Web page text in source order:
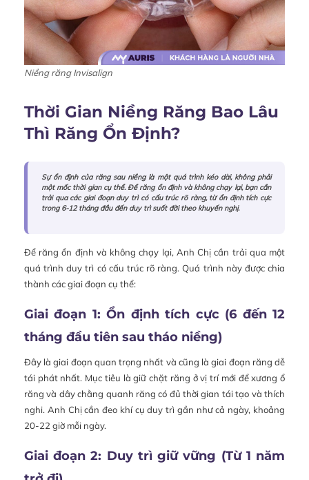
Niềng răng Invisalign
Thời Gian Niềng Răng Bao Lâu
Thì Răng Ổn Định?
Sự ổn định của răng sau niềng là một quá trình kéo dài, không phải
một mốc thời gian cụ thể. Để răng ổn định và không chạy lại, bạn cần
trải qua các giai đoạn duy trì có cấu trúc rõ ràng, từ ổn định tích cực
trong 6-12 tháng đầu đến duy trì suốt đời theo khuyến nghị.
Để răng ổn định và không chạy lại, Anh Chị cần trải qua một
quá trình duy trì có cấu trúc rõ ràng. Quá trình này được chia
thành các giai đoạn cụ thể:
Giai đoạn 1: Ổn định tích cực (6 đến 12
tháng đầu tiên sau tháo niềng)
Đây là giai đoạn quan trọng nhất và cũng là giai đoạn răng dễ
tái phát nhất. Mục tiêu là giữ chặt răng ở vị trí mới để xương ổ
răng và dây chằng quanh răng có đủ thời gian tái tạo và thích
nghi. Anh Chị cần đeo khí cụ duy trì gần như cả ngày, khoảng
20-22 giờ mỗi ngày.
Giai đoạn 2: Duy trì giữ vững (Từ 1 năm